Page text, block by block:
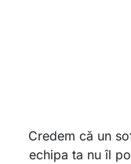
Credem că un
echipa ta nu îl